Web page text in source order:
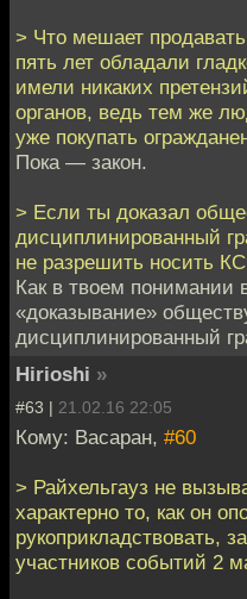
> Что мешает
пять лет обладали
имели никаких
органов, ведь тем же
уже покупать
Пока — закон.
> Если ты доказал
дисциплинированный
не разрешить носить
Как в твоем понимании
«доказывание»
дисциплинированный
Hirioshi »
#63 | 21.02.16 22:05
Кому: Васаран, #60
> Райхельгауз не
характерно то, как он
рукоприкладствовать,
участников событий 2